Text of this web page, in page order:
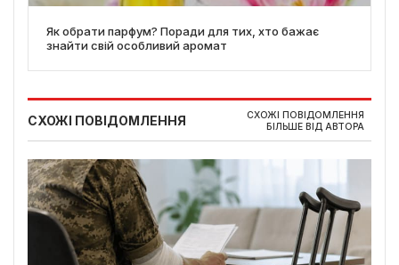
Як обрати парфум? Поради для тих, хто бажає
знайти свій особливий аромат
СХОЖІ ПОВІДОМЛЕННЯ
СХОЖІ ПОВІДОМЛЕННЯ
БІЛЬШЕ ВІД АВТОРА